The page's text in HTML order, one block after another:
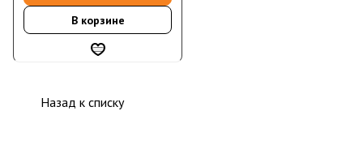
В корзине
Назад к списку